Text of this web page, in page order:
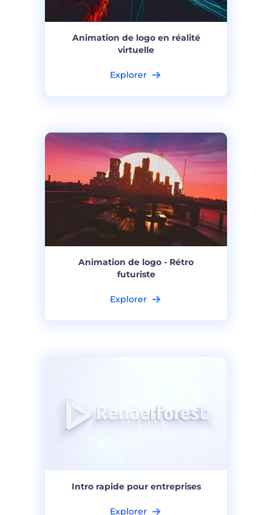
Animation de logo en réalité
virtuelle
Explorer
Animation de logo - Rétro
futuriste
Explorer
Intro rapide pour entreprises
Explorer